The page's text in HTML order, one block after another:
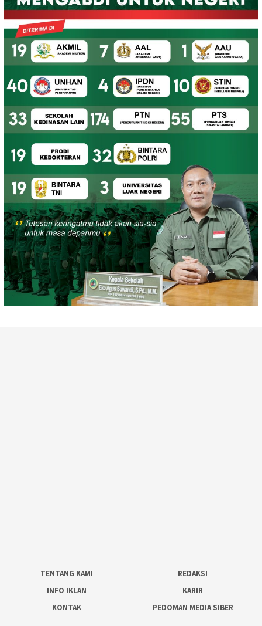
TENTANG KAMI
REDAKSI
INFO IKLAN
KARIR
KONTAK
PEDOMAN MEDIA SIBER